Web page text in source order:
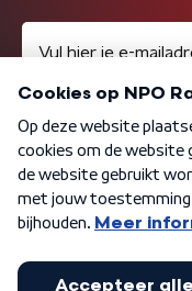
Algemene